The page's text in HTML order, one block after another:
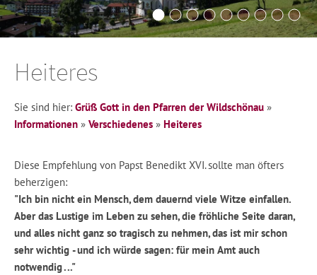
Heiteres
Sie sind hier: Grüß Gott in den Pfarren der Wildschönau »
Informationen » Verschiedenes » Heiteres
Diese Empfehlung von Papst Benedikt XVI. sollte man öfters
beherzigen:
"Ich bin nicht ein Mensch, dem dauernd viele Witze einfallen.
Aber das Lustige im Leben zu sehen, die fröhliche Seite daran,
und alles nicht ganz so tragisch zu nehmen, das ist mir schon
sehr wichtig - und ich würde sagen: für mein Amt auch
notwendig ..."